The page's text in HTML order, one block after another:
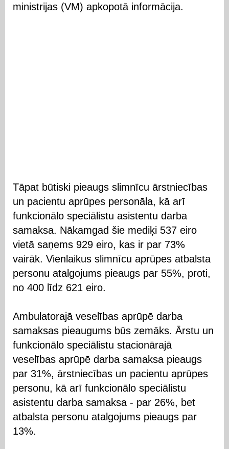
ministrijas (VM) apkopotā informācija.
Tāpat būtiski pieaugs slimnīcu ārstniecības
un pacientu aprūpes personāla, kā arī
funkcionālo speciālistu asistentu darba
samaksa. Nākamgad šie mediķi 537 eiro
vietā saņems 929 eiro, kas ir par 73%
vairāk. Vienlaikus slimnīcu aprūpes atbalsta
personu atalgojums pieaugs par 55%, proti,
no 400 līdz 621 eiro.
Ambulatorajā veselības aprūpē darba
samaksas pieaugums būs zemāks. Ārstu un
funkcionālo speciālistu stacionārajā
veselības aprūpē darba samaksa pieaugs
par 31%, ārstniecības un pacientu aprūpes
personu, kā arī funkcionālo speciālistu
asistentu darba samaksa - par 26%, bet
atbalsta personu atalgojums pieaugs par
13%.